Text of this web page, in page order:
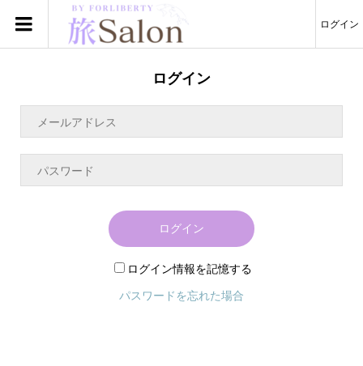
ログイン
ログイン
ログイン
ログイン情報を記憶する
パスワードを忘れた場合